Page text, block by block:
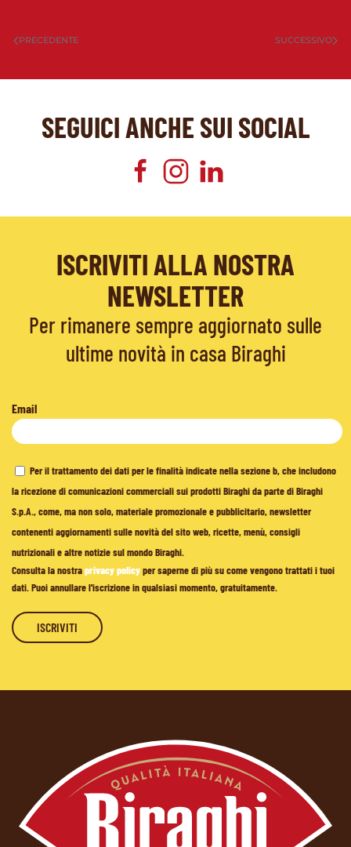
PRECEDENTE SUCCESSIVO
SEGUICI ANCHE SUI SOCIAL
ISCRIVITI ALLA NOSTRA
NEWSLETTER
Per rimanere sempre aggiornato sulle
ultime novità in casa Biraghi
Email
Per il trattamento dei dati per le finalità indicate nella sezione b, che includono
la ricezione di comunicazioni commerciali sui prodotti Biraghi da parte di Biraghi
S.p.A., come, ma non solo, materiale promozionale e pubblicitario, newsletter
contenenti aggiornamenti sulle novità del sito web, ricette, menù, consigli
nutrizionali e altre notizie sul mondo Biraghi.
Consulta la nostraprivacy policyper saperne di più su come vengono trattati i tuoi
dati. Puoi annullare l'iscrizione in qualsiasi momento, gratuitamente.